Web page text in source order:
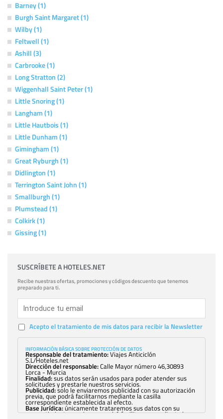
Barney (1)
Burgh Saint Margaret (1)
Wilby (1)
Feltwell (1)
Ashill (3)
Carbrooke (1)
Long Stratton (2)
Wiggenhall Saint Peter (1)
Little Snoring (1)
Langham (1)
Little Hautbois (1)
Little Dunham (1)
Gimingham (1)
Great Ryburgh (1)
Didlington (1)
Terrington Saint John (1)
Smallburgh (1)
Plumstead (1)
Colkirk (1)
Gissing (1)
SUSCRÍBETE A HOTELES.NET
Recibe nuestras ofertas, promociones y códigos descuento que tenemos
preparado para ti.
Acepto el tratamiento de mis datos para recibir la Newsletter
INFORMACIÓN BÁSICA SOBRE PROTECCIÓN DE DATOS
Responsable del tratamiento:Viajes Anticiclón
S.L/Hoteles.net
Dirección del responsable:Calle Mayor número 46,30893
Lorca - Murcia
Finalidad:sus datos serán usados para poder atender sus
solicitudes y prestarle nuestros servicios.
Publicidad:solo le enviaremos publicidad con su autorización
previa, que podrá facilitarnos mediante la casilla
correspondiente establecida al efecto.
Base Jurídica:únicamente trataremos sus datos con su
consentimiento previo, que podrá facilitarnos mediante la